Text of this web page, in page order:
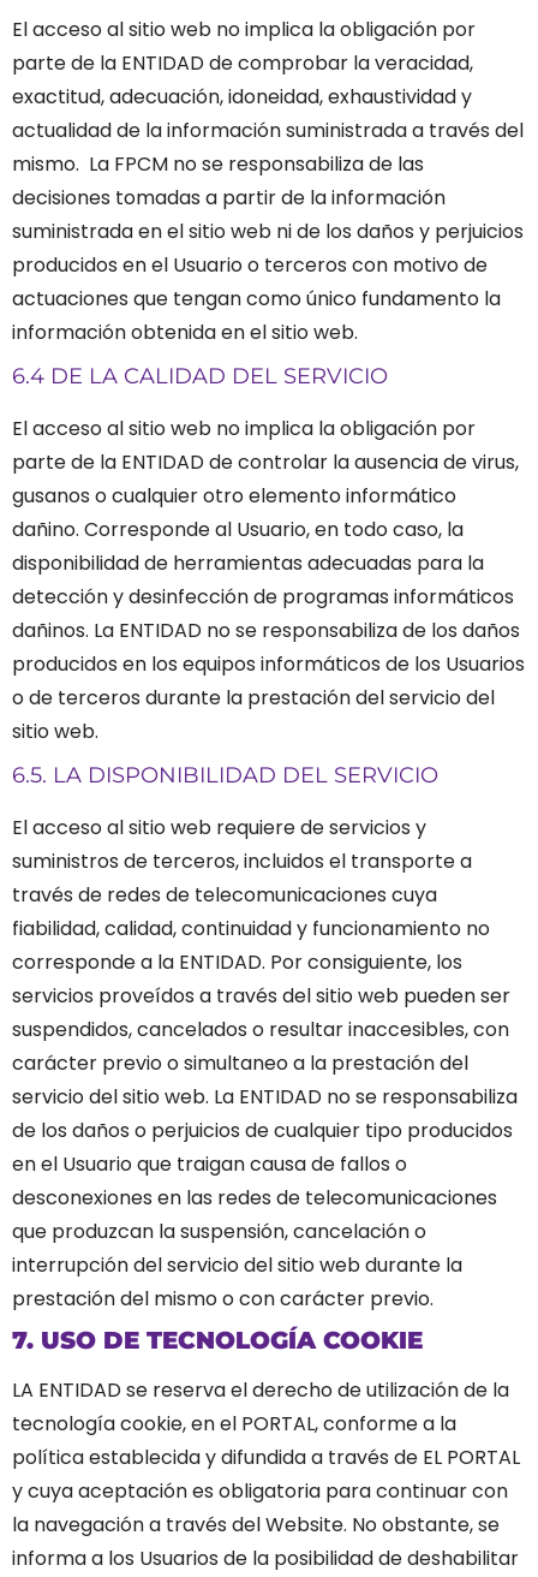
El acceso al sitio web no implica la obligación por
parte de la ENTIDAD de comprobar la veracidad,
exactitud, adecuación, idoneidad, exhaustividad y
actualidad de la información suministrada a través del
mismo. La FPCM no se responsabiliza de las
decisiones tomadas a partir de la información
suministrada en el sitio web ni de los daños y perjuicios
producidos en el Usuario o terceros con motivo de
actuaciones que tengan como único fundamento la
información obtenida en el sitio web.
6.4 DE LA CALIDAD DEL SERVICIO
El acceso al sitio web no implica la obligación por
parte de la ENTIDAD de controlar la ausencia de virus,
gusanos o cualquier otro elemento informático
dañino. Corresponde al Usuario, en todo caso, la
disponibilidad de herramientas adecuadas para la
detección y desinfección de programas informáticos
dañinos. La ENTIDAD no se responsabiliza de los daños
producidos en los equipos informáticos de los Usuarios
o de terceros durante la prestación del servicio del
sitio web.
6.5. LA DISPONIBILIDAD DEL SERVICIO
El acceso al sitio web requiere de servicios y
suministros de terceros, incluidos el transporte a
través de redes de telecomunicaciones cuya
fiabilidad, calidad, continuidad y funcionamiento no
corresponde a la ENTIDAD. Por consiguiente, los
servicios proveídos a través del sitio web pueden ser
suspendidos, cancelados o resultar inaccesibles, con
carácter previo o simultaneo a la prestación del
servicio del sitio web. La ENTIDAD no se responsabiliza
de los daños o perjuicios de cualquier tipo producidos
en el Usuario que traigan causa de fallos o
desconexiones en las redes de telecomunicaciones
que produzcan la suspensión, cancelación o
interrupción del servicio del sitio web durante la
prestación del mismo o con carácter previo.
7. USO DE TECNOLOGÍA COOKIE
LA ENTIDAD se reserva el derecho de utilización de la
tecnología cookie, en el PORTAL, conforme a la
política establecida y difundida a través de EL PORTAL
y cuya aceptación es obligatoria para continuar con
la navegación a través del Website. No obstante, se
informa a los Usuarios de la posibilidad de deshabilitar